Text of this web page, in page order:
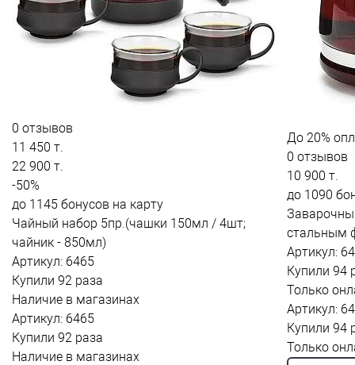
0 отзывов
11 450 т.
22 900 т.
-50%
до 1145 бонусов на карту
Чайный набор 5пр.(чашки 150мл / 4шт;
чайник - 850мл)
Артикул: 6465
Купили 92 раза
Наличие в магазинах
Артикул: 6465
Купили 92 раза
Наличие в магазинах
До 20%
0 отзывов
10 900 т.
до 1090
стальным
Артикул:
Купили 94
Только
Артикул:
Купили 94
Только